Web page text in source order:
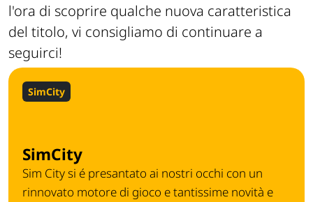
l'ora di scoprire qualche nuova caratteristica
del titolo, vi consigliamo di continuare a
seguirci!
SimCity
SimCity
Sim City si é presantato ai nostri occhi con un
rinnovato motore di gioco e tantissime novità e